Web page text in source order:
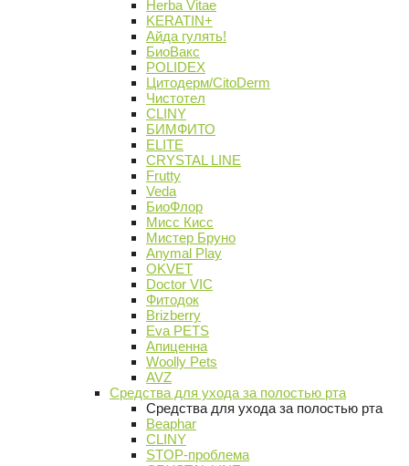
Herba Vitae
KERATIN+
Айда гулять!
БиоВакс
POLIDEX
Цитодерм/CitoDerm
Чистотел
CLINY
БИМФИТО
ELITE
CRYSTAL LINE
Frutty
Veda
БиоФлор
Мисс Кисс
Мистер Бруно
Anymal Play
OKVET
Doctor VIC
Фитодок
Brizberry
Eva PETS
Апиценна
Woolly Pets
AVZ
Средства для ухода за полостью рта
Средства для ухода за полостью рта
Beaphar
CLINY
STOP-проблема